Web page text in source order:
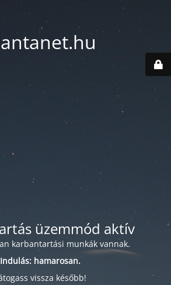
üzemmód aktív
karbantartási munkák vannak.
Indulás: hamarosan.
vissza később!